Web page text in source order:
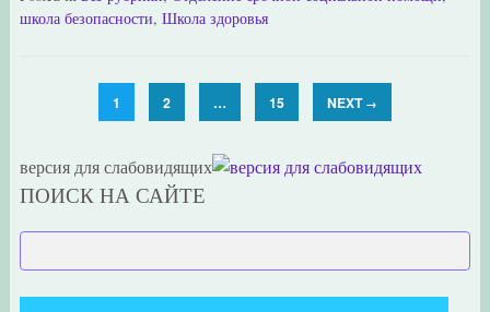
школа безопасности, Школа здоровья
1 2 … 15 NEXT →
версия для слабовидящих
ПОИСК НА САЙТЕ